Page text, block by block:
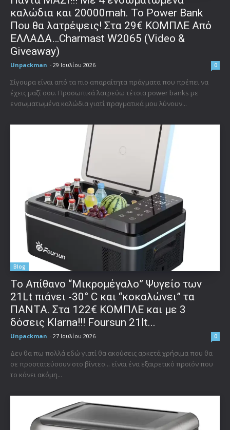
καλώδια και 20000mah. Το Power Bank
Που θα λατρέψεις! Στα 29€ ΚΟΜΠΛΕ Από
ΕΛΛΑΔΑ…Charmast W2065 (Video &
Giveaway)
Unpackman - 29 Ιουλίου 2026 0
Σίγουρα είναι από τα πιο απαραίτητα πράγματα που πρέπει να
έχεις μαζί σου. Προσωπικά λατρεύω τέτοια power banks με
ενσωματωμένα καλώδια γιατί πραγματικά μου λύνουν...
Blog
Το Απίθανο “Μικρομέγαλο” Ψυγείο των
21Lt πιάνει -30° C και “κοκαλώνει” τα
ΠΑΝΤΑ. Στα 122€ ΚΟΜΠΛΕ και με 3
δόσεις Klarna!!! Foursun 21lt...
Unpackman - 27 Ιουλίου 2026 0
Δεν θα πω πολλά εδώ γιατί θα ακούσεις αρκετά χρήσιμα που θα
σε προστατεύσουν στο βίντεο... είναι ένα εξαιρετικό προϊόν που
το κάνει ακόμη...